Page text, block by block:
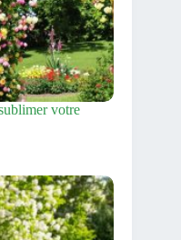
votre